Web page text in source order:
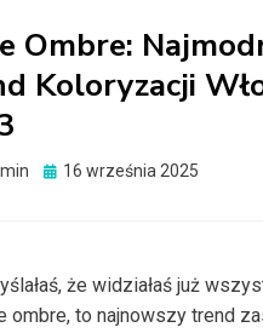
Ombre:
Koloryzacji
Posted
16 września 2025
że widziałaś już
ombre, to najnowszy trend